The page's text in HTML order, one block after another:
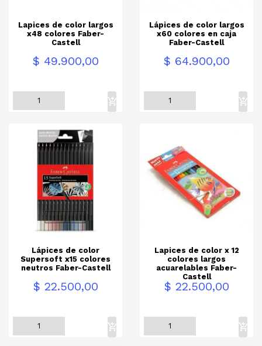
Lapices de color largos
x48 colores Faber-
Castell
Precio$ 49.900,00
Lápices de color largos
x60 colores en caja
Faber-Castell
Precio$ 64.900,00
Lápices de color
Supersoft x15 colores
neutros Faber-Castell
Precio$ 22.500,00
Lapices de color x 12
colores largos
acuarelables Faber-
Castell
Precio$ 22.500,00